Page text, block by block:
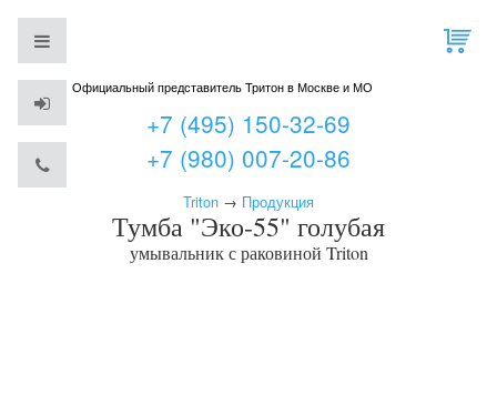
Официальный представитель Тритон в Москве и МО
+7 (495) 150-32-69
+7 (980) 007-20-86
Triton → Продукция
Тумба "Эко-55" голубая
умывальник с раковиной Triton